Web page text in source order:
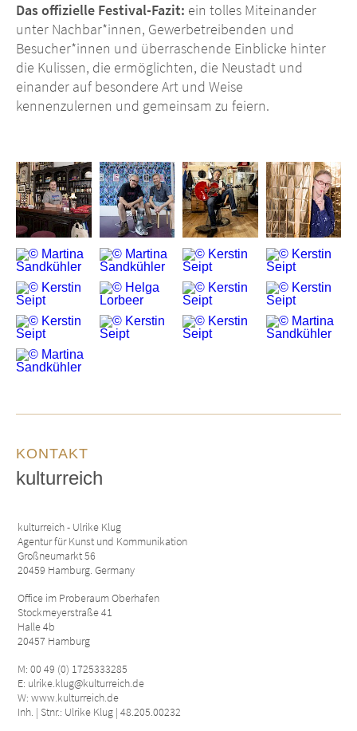
Das offizielle Festival-Fazit: ein tolles Miteinander
unter Nachbar*innen, Gewerbetreibenden und
Besucher*innen und überraschende Einblicke hinter
die Kulissen, die ermöglichten, die Neustadt und
einander auf besondere Art und Weise
kennenzulernen und gemeinsam zu feiern.
KONTAKT
kulturreich
kulturreich - Ulrike Klug
Agentur für Kunst und Kommunikation
Großneumarkt 56
20459 Hamburg. Germany
Office im Proberaum Oberhafen
Stockmeyerstraße 41
Halle 4b
20457 Hamburg
M: 00 49 (0) 1725333285
E: ulrike.klug@kulturreich.de
W: www.kulturreich.de
Inh. | Stnr.: Ulrike Klug | 48.205.00232